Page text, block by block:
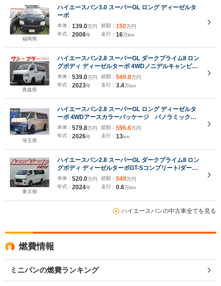
福岡県
ハイエースバン3.0 スーパーGL ロング ディーゼルタ
ーボ
本体： 139.0万円
年式： 2008年
総額： 150万円
走行： 16万km
青森県
ハイエースバン2.8 スーパーGL ダークプライムII ロン
グボディ ディーゼルターボ 4WDノニデルキャンピン
グ仕様8ナンバ2人乗り/アルパイン11型フローティン
グDVD/CD再生/HDMI入力/全方位カメラ/アルパイン
ナビ連動ドラレコ前後タイプDVR-C320R/アルパイン
ツイーター/ESSEX16AW/緩衝装置構造変更済み
本体： 539.0万円
年式： 2023年
総額： 549.8万円
走行： 3.4万km
埼玉県
ハイエースバン2.8 スーパーGL ロング ディーゼルタ
ーボ 4WDアースカラーパッケージ パノラミックビ
ューモニター/デジタルインナーミラー 両側パワー
スライドドア 9インチナビ シートカバー ベット
キット オフロードカスタム/ブラックエディション
仕様
本体： 579.8万円
年式： 2026年
総額： 596.6万円
走行： 13km
東京都
ハイエースバン2.8 スーパーGL ダークプライムII ロン
グボディ ディーゼルターボGT-Sコンプリート/ダーク
プライム2/ディーゼル2WD/2インチローダウン
本体： 520.0万円
年式： 2024年
総額： 549万円
走行： 0.6万km
ハイエースバンの中古車全てを見る
燃費情報
ミニバンの燃費ランキング